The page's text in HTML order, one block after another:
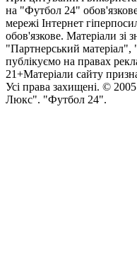
на "Футбол 24"
мережі Інтернет
обов'язкове. Матеріали зі
"Партнерський
публікуємо на правах
21+Матеріали сайту
Усi права захищенi. ©
Люкс". "Футбол 24".